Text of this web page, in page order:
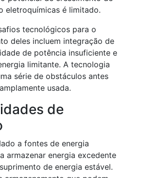
eletroquímicas é limitado.
tecnológicos para o
deles incluem integração de
de potência insuficiente e
limitante. A tecnologia
série de obstáculos antes
usada.
de
a fontes de energia
armazenar energia excedente
de energia estável.